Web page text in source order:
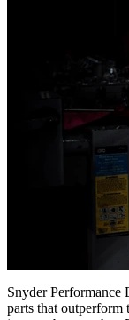
Snyder Performance
parts that outperform